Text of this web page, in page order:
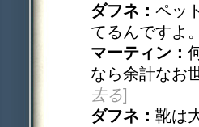
ダフネ： ペッ
てるんですよ
マーティン：
なら余計なお
去る]
ダフネ： 靴は